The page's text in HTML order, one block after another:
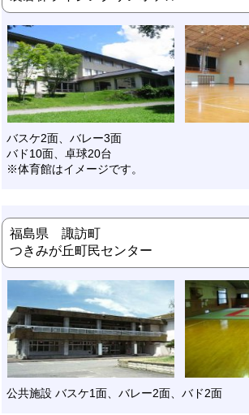
バスケ2面、バレー3面
バド10面、卓球20台
※体育館はイメージです。
福島県 諏訪町
つきみが丘町民センター
公共施設 バスケ1面、バレー2面、バド2面